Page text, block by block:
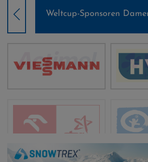
Weltcup-Sponsoren Damen